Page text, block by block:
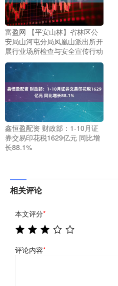
富盈网 【平安山林】省林区公
安局山河屯分局凤凰山派出所开
展行业场所检查与安全宣传行动
鑫恒盈配资 财政部：1-10月证
券交易印花税1629亿元 同比增
长88.1%
相关评论
本文评分*
评论内容*